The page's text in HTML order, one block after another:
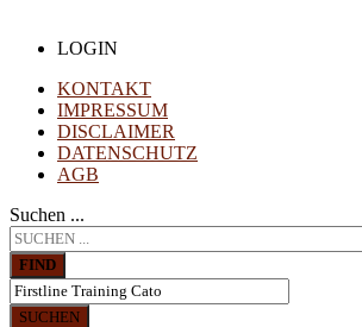
LOGIN
KONTAKT
IMPRESSUM
DISCLAIMER
DATENSCHUTZ
AGB
Suchen ...
FIND
SUCHEN